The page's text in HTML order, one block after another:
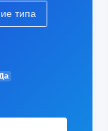
типа